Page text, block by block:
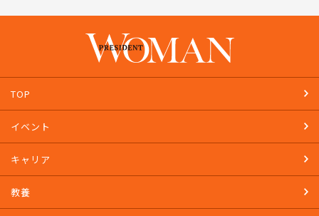
TOP
イベント
キャリア
教養